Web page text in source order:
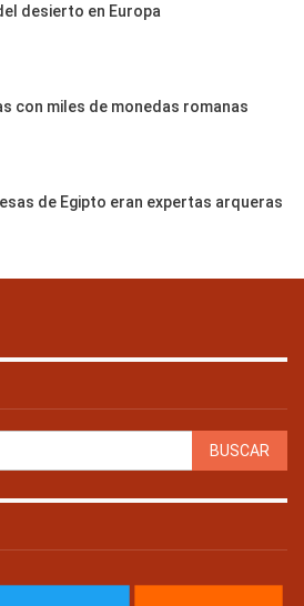
desierto en Europa
con miles de monedas romanas
de Egipto eran expertas arqueras